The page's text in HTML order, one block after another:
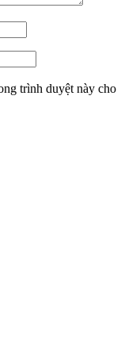
trình duyệt này cho